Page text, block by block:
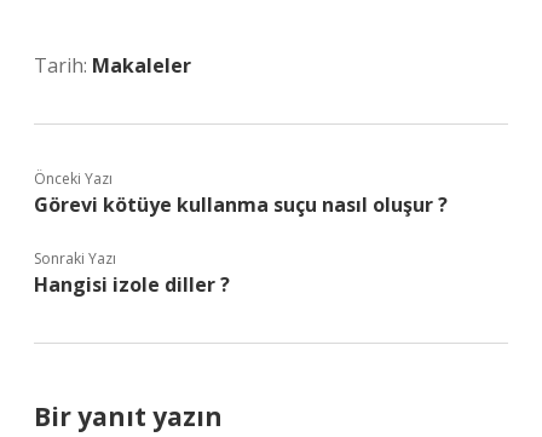
Tarih: Makaleler
Önceki Yazı
Görevi kötüye kullanma suçu nasıl oluşur ?
Sonraki Yazı
Hangisi izole diller ?
Bir yanıt yazın